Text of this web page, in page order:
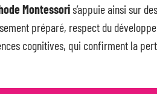
Montessoris’appuie ainsi sur
préparé, respect du
cognitives, qui confirment la